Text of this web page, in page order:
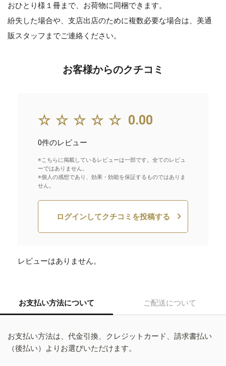
おひとり様１冊まで、お荷物に同梱できます。
紛失した場合や、支店出店のために複数必要な場合は、美通
販スタッフまでご連絡ください。
お客様からのクチコミ
☆☆☆☆☆ 0.00
0件のレビュー
※こちらに掲載しているレビューは一部です。全てのレビュ
ーではありません。
※個人の感想であり、効果・効能を保証するものではありま
せん。
ログインしてクチコミを投稿する
レビューはありません。
お支払い方法について ご配送について
お支払い方法は、代金引換、クレジットカード、請求書払い
（後払い）よりお選びいただけます。